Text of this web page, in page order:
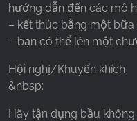
hướng dẫn đến các mô
– kết thúc bằng một
– bạn có thể lên một
Hội nghị/Khuyến khích
&nbsp;
Hãy tận dụng bầu